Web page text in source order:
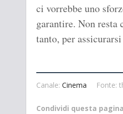
ci vorrebbe uno
garantire. Non
tanto, per
Canale: Cinema Fonte:
Condividi questa